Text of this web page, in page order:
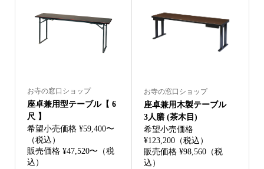
お寺の窓口ショップ
座卓兼用型テーブル【 6
尺 】
希望小売価格 ¥59,400〜
（税込）
販売価格 ¥47,520〜（税
込）
お寺の窓口ショップ
座卓兼用木製テーブル
3人膳 (茶木目)
希望小売価格
¥123,200（税込）
販売価格 ¥98,560（税
込）